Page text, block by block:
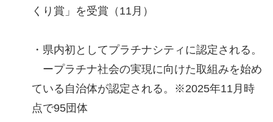
くり賞」を受賞（11月）
・県内初としてプラチナシティに認定される。
ープラチナ社会の実現に向けた取組みを始め
ている自治体が認定される。※2025年11月時
点で95団体